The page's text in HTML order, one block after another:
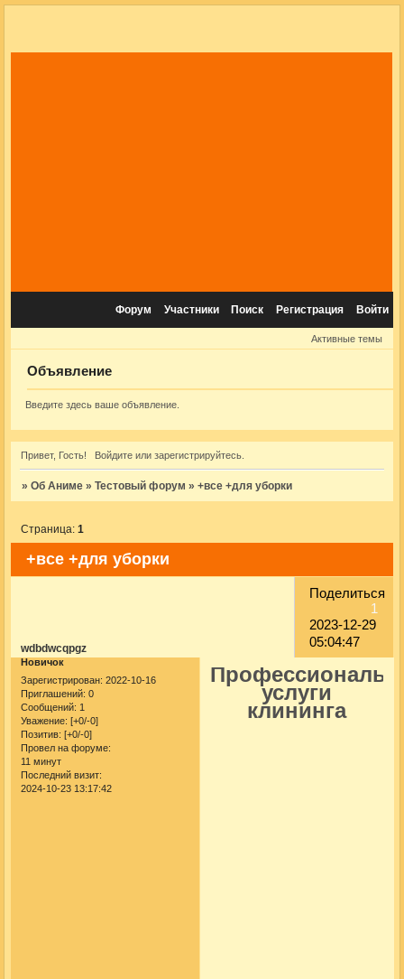
Форум Участники Поиск Регистрация Войти
Активные темы
Объявление
Введите здесь ваше объявление.
Привет, Гость! Войдитеили зарегистрируйтесь.
»Об Аниме »Тестовый форум »+все +для уборки
+все +для уборки
Страница:1
Поделиться
1
2023-12-29
05:04:47
wdbdwcqpgz
Новичок
Зарегистрирован: 2022-10-16
Приглашений: 0
Сообщений: 1
Уважение: [+0/-0]
Позитив: [+0/-0]
Провел на форуме:
11 минут
Последний визит:
2024-10-23 13:17:42
услуги
клининга